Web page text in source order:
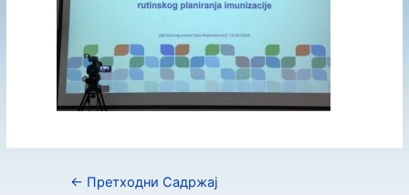
← Претходни Садржај